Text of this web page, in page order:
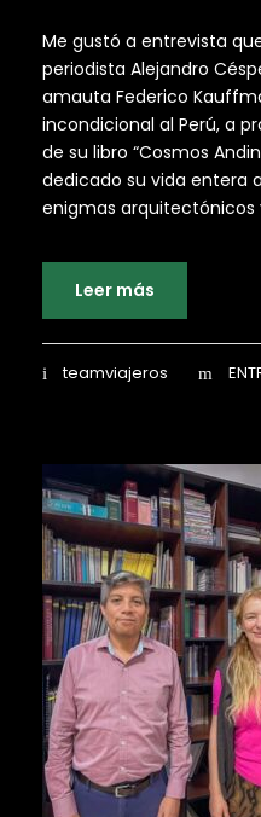
Me gustó a entrevista
periodista Alejandro
amauta Federico
incondicional al Perú, a
de su libro “Cosmos
dedicado su vida entera
enigmas arquitectónicos
Leer más
teamviajeros